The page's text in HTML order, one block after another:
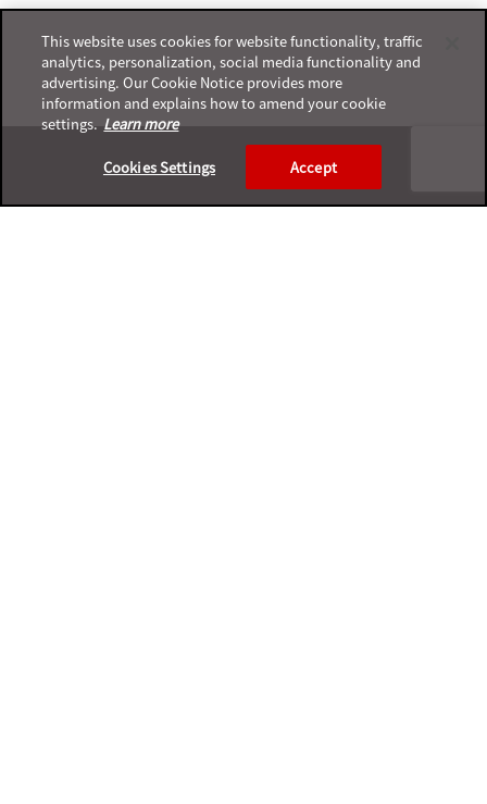
Footer
This website uses cookies for website functionality, traffic
analytics, personalization, social media functionality and
advertising. Our Cookie Notice provides more
information and explains how to amend your cookie
settings. Learn more
Cookies Settings Accept